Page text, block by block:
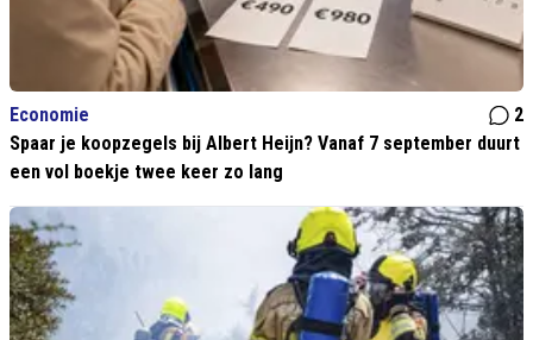
Economie
2
Spaar je koopzegels bij Albert Heijn? Vanaf 7 september duurt
een vol boekje twee keer zo lang